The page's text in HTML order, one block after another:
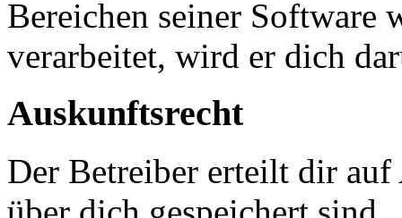
Bereichen seiner Software
verarbeitet, wird er dich
Auskunftsrecht
Der Betreiber erteilt dir